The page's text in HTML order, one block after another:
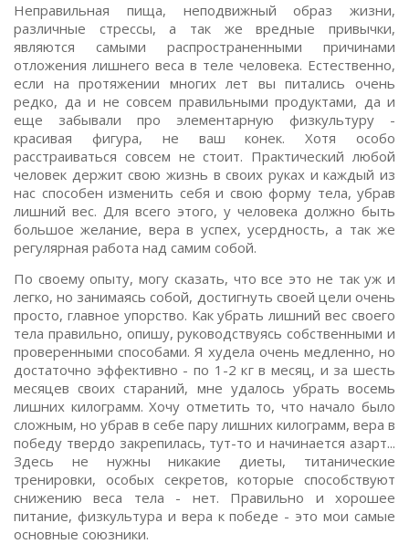
Неправильная пища, неподвижный образ жизни,
различные стрессы, а так же вредные привычки,
являются самыми распространенными причинами
отложения лишнего веса в теле человека. Естественно,
если на протяжении многих лет вы питались очень
редко, да и не совсем правильными продуктами, да и
еще забывали про элементарную физкультуру -
красивая фигура, не ваш конек. Хотя особо
расстраиваться совсем не стоит. Практический любой
человек держит свою жизнь в своих руках и каждый из
нас способен изменить себя и свою форму тела, убрав
лишний вес. Для всего этого, у человека должно быть
большое желание, вера в успех, усердность, а так же
регулярная работа над самим собой.
По своему опыту, могу сказать, что все это не так уж и
легко, но занимаясь собой, достигнуть своей цели очень
просто, главное упорство. Как убрать лишний вес своего
тела правильно, опишу, руководствуясь собственными и
проверенными способами. Я худела очень медленно, но
достаточно эффективно - по 1-2 кг в месяц, и за шесть
месяцев своих стараний, мне удалось убрать восемь
лишних килограмм. Хочу отметить то, что начало было
сложным, но убрав в себе пару лишних килограмм, вера в
победу твердо закрепилась, тут-то и начинается азарт...
Здесь не нужны никакие диеты, титанические
тренировки, особых секретов, которые способствуют
снижению веса тела - нет. Правильно и хорошее
питание, физкультура и вера к победе - это мои самые
основные союзники.